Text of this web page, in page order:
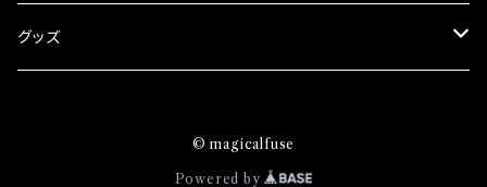
アルト
BRZ
ダイハツ
KEI
スバル ブラック
グッズ
© magicalfuse
Powered by